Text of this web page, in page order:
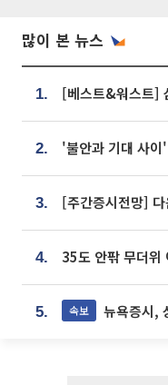
많이 본 뉴스
1.
2.
3.
4.
5. 속보 뉴욕증시,